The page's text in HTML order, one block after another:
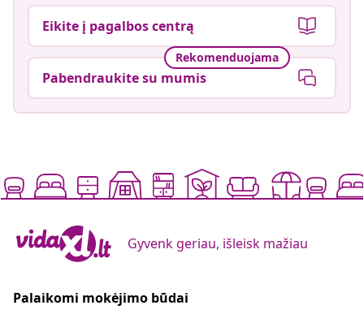
Eikite į pagalbos centrą
Rekomenduojama
Pabendraukite su mumis
Gyvenk geriau, išleisk mažiau
Palaikomi mokėjimo būdai